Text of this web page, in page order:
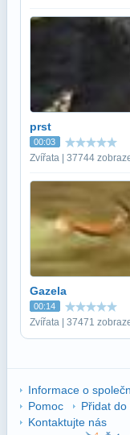
prst
00:03
Zvířata | 37744
Gazela
00:14
Zvířata | 37471
Informace o
Pomoc
Přidat
Kontaktujte nás